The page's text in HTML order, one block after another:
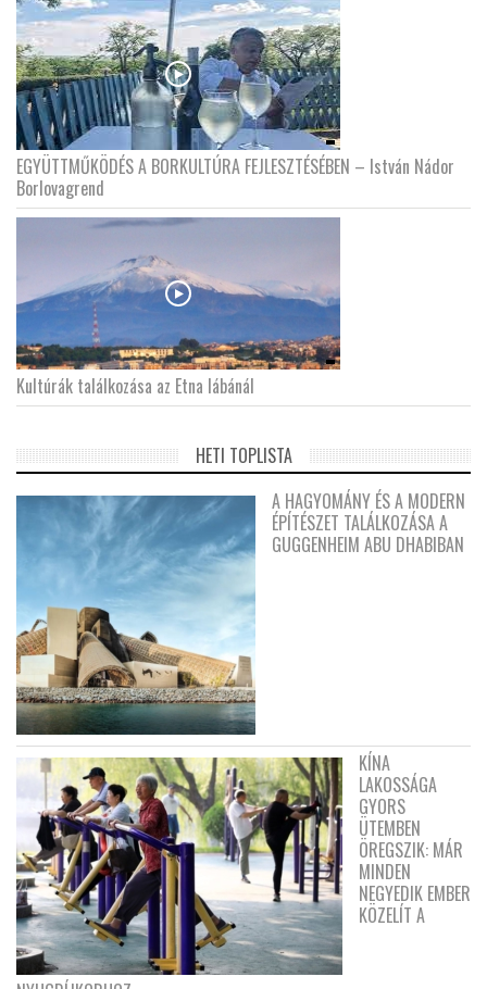
EGYÜTTMŰKÖDÉS A BORKULTÚRA FEJLESZTÉSÉBEN – István Nádor
Borlovagrend
Kultúrák találkozása az Etna lábánál
HETI TOPLISTA
A HAGYOMÁNY ÉS A MODERN
ÉPÍTÉSZET TALÁLKOZÁSA A
GUGGENHEIM ABU DHABIBAN
KÍNA
LAKOSSÁGA
GYORS
ÜTEMBEN
ÖREGSZIK: MÁR
MINDEN
NEGYEDIK EMBER
KÖZELÍT A